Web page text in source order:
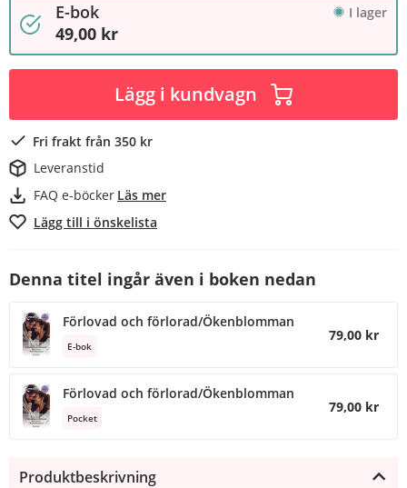
E-bok I lager
49,00 kr
Lägg i kundvagn
Fri frakt från 350 kr
Leveranstid
FAQ e-böcker Läs mer
Lägg till i önskelista
Denna titel ingår även i boken nedan
Förlovad och förlorad/Ökenblomman
E-bok
79,00 kr
Förlovad och förlorad/Ökenblomman
Pocket
79,00 kr
Produktbeskrivning